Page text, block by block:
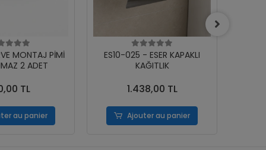
MONTAJ PİMİ
2 ADET
TL
au panier
ES10-025 - ESER KAPAKLI
KAĞITLIK
1.438,00 TL
Ajouter au panier